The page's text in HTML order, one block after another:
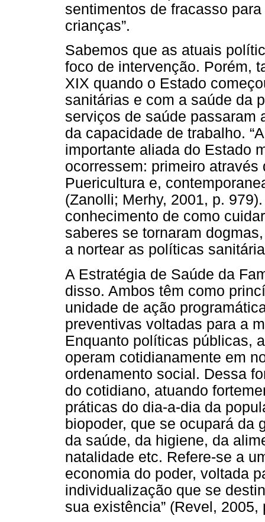
sentimentos de fracasso
crianças”.
Sabemos que as atuais
foco de intervenção. Porém,
XIX quando o Estado
sanitárias e com a saúde da
serviços de saúde passaram
da capacidade de trabalho.
importante aliada do Estado
ocorressem: primeiro
Puericultura e,
(Zanolli; Merhy, 2001, p.
conhecimento de como
saberes se tornaram
a nortear as políticas
A Estratégia de Saúde da
disso. Ambos têm como
unidade de ação
preventivas voltadas para a
Enquanto políticas públicas,
operam cotidianamente em
ordenamento social. Dessa
do cotidiano, atuando
práticas do dia-a-dia da
biopoder, que se ocupará da
da saúde, da higiene, da
natalidade etc. Refere-se a
economia do poder, voltada
individualização que se
sua existência” (Revel, 2005,